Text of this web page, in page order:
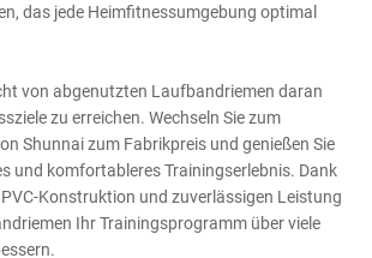
das jede Heimfitnessumgebung optimal
von abgenutzten Laufbandriemen daran
zu erreichen. Wechseln Sie zum
Shunnai zum Fabrikpreis und genießen Sie
und komfortableres Trainingserlebnis. Dank
Konstruktion und zuverlässigen Leistung
Ihr Trainingsprogramm über viele